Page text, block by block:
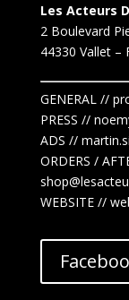
Les Acteurs
2 Boulevard
44330 Vallet–
GENERAL //
PRESS //
ADS //
ORDERS /
WEBSITE //